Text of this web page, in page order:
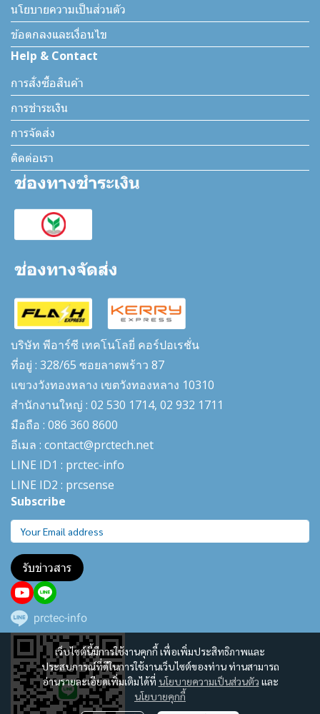
เว็บไซต์นี้มีการใช้งานคุกกี้ เพื่อเพิ่มประสิทธิภาพและ
ประสบการณ์ที่ดีในการใช้งานเว็บไซต์ของท่าน ท่านสามารถ
อ่านรายละเอียดเพิ่มเติมได้ที่ นโยบายความเป็นส่วนตัว และ
นโยบายคุกกี้
นโยบายความเป็นส่วนตัว
ข้อตกลงและเงื่อนไข
Help & Contact
การสั่งซื้อสินค้า
การชำระเงิน
การจัดส่ง
ติดต่อเรา
บริษัท พีอาร์ซี เทคโนโลยี่ คอร์ปอเรชั่น
ที่อยู่ : 328/65 ซอยลาดพร้าว 87
แขวงวังทองหลาง เขตวังทองหลาง 10310
สำนักงานใหญ่ : 02 530 1714, 02 932 1711
มือถือ : 086 360 8600
อีเมล : contact@prctech.net
LINE ID1 : prctec-info
LINE ID2 : prcsense
Subscribe
รับข่าวสาร
prctec-info